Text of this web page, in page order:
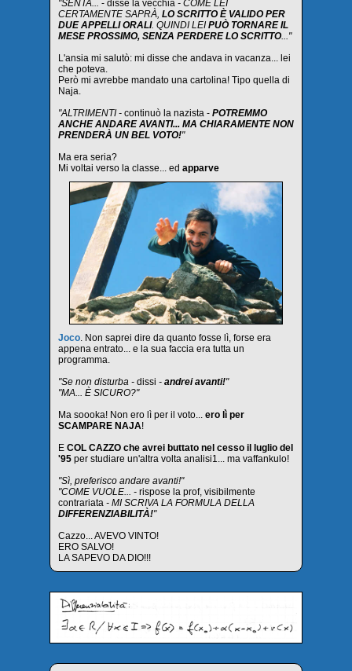
"SENTA... - disse la vecchia - COME LEI
CERTAMENTE SAPRÀ, LO SCRITTO È VALIDO PER
DUE APPELLI ORALI. QUINDI LEIPUÒ TORNARE IL
MESE PROSSIMO, SENZA PERDERE LO SCRITTO..."
L'ansia mi salutò: mi disse che andava in vacanza... lei
che poteva.
Però mi avrebbe mandato una cartolina! Tipo quella di
Naja.
"ALTRIMENTI - continuò la nazista - POTREMMO
ANCHE ANDARE AVANTI... MA CHIARAMENTE NON
PRENDERÀ UN BEL VOTO!"
Ma era seria?
Mi voltai verso la classe... ed apparve
Joco. Non saprei dire da quanto fosse lì, forse era
appena entrato... e la sua faccia era tutta un
programma.
"Se non disturba - dissi - andrei avanti!"
"MA... È SICURO?"
Ma soooka! Non ero lì per il voto... ero lì per
SCAMPARE NAJA!
E COL CAZZO che avrei buttato nel cesso il luglio del
'95 per studiare un'altra volta analisi1... ma vaffankulo!
"Sì, preferisco andare avanti!"
"COME VUOLE... - rispose la prof, visibilmente
contrariata - MI SCRIVA LA FORMULA DELLA
DIFFERENZIABILITÀ!"
Cazzo... AVEVO VINTO!
ERO SALVO!
LA SAPEVO DA DIO!!!